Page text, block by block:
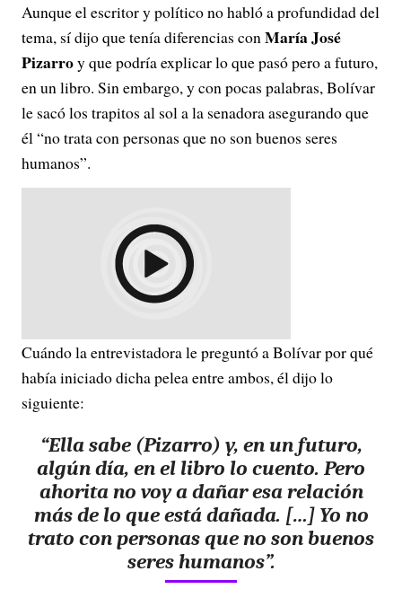
Aunque el escritor y político no habló a profundidad del
tema, sí dijo que tenía diferencias conMaría José
Pizarroy que podría explicar lo que pasó pero a futuro,
en un libro. Sin embargo, y con pocas palabras, Bolívar
le sacó los trapitos al sol a la senadora asegurando que
él “no trata con personas que no son buenos seres
humanos”.
Cuándo la entrevistadora le preguntó a Bolívar por qué
había iniciado dicha pelea entre ambos, él dijo lo
siguiente:
“Ella sabe (Pizarro) y, en un futuro,
algún día, en el libro lo cuento. Pero
ahorita no voy a dañar esa relación
más de lo que está dañada. […] Yo no
trato con personas que no son buenos
seres humanos”.